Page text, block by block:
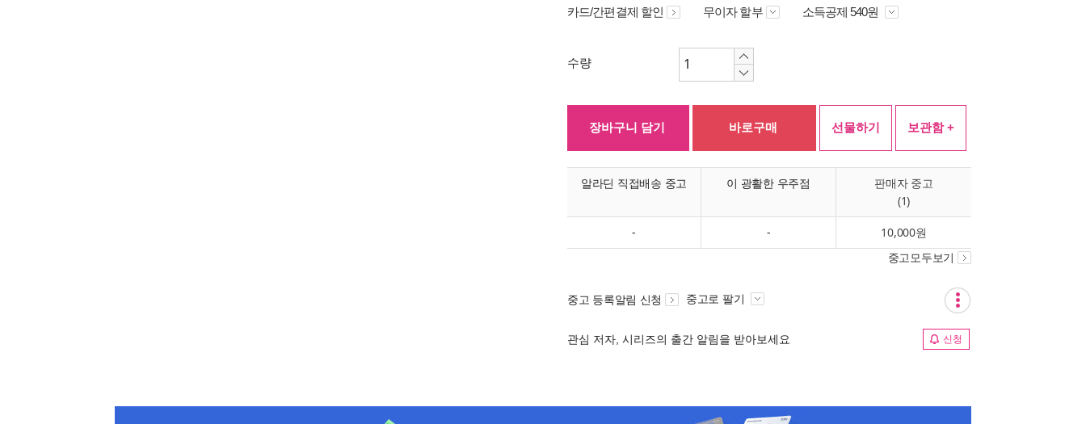
카드/간편결제 할인 무이자 할부 소득공제 540원
수량
장바구니 담기 바로구매 선물하기 보관함 +
알라딘 직접배송 중고 이 광활한 우주점
판매자 중고
(1)
- - 10,000원
중고모두보기
중고 등록알림 신청 중고로 팔기
관심 저자, 시리즈의 출간 알림을 받아보세요 신청